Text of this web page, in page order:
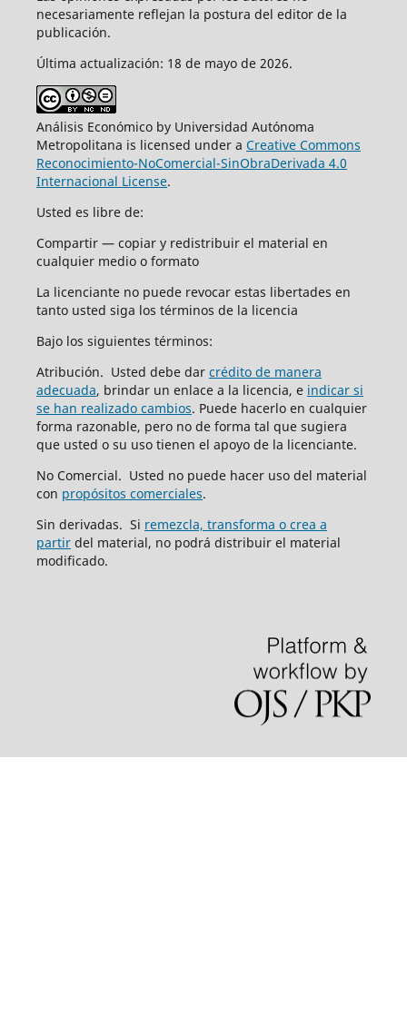
necesariamente reflejan la postura del editor de la
publicación.
Última actualización: 18 de mayo de 2026.
Análisis Económico by Universidad Autónoma
Metropolitana is licensed under a Creative Commons
Reconocimiento-NoComercial-SinObraDerivada 4.0
Internacional License.
Usted es libre de:
Compartir — copiar y redistribuir el material en
cualquier medio o formato
La licenciante no puede revocar estas libertades en
tanto usted siga los términos de la licencia
Bajo los siguientes términos:
Atribución. Usted debe dar crédito de manera
adecuada, brindar un enlace a la licencia, e indicar si
se han realizado cambios. Puede hacerlo en cualquier
forma razonable, pero no de forma tal que sugiera
que usted o su uso tienen el apoyo de la licenciante.
No Comercial. Usted no puede hacer uso del material
con propósitos comerciales.
Sin derivadas. Si remezcla, transforma o crea a
partirdel material, no podrá distribuir el material
modificado.